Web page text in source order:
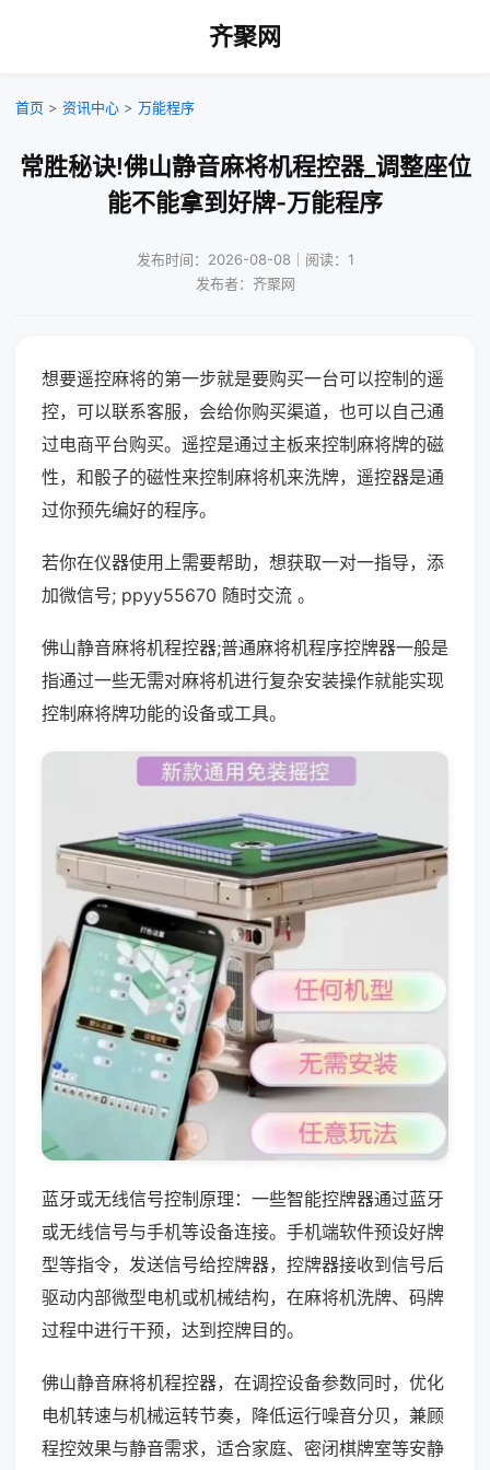
齐聚网
首页 > 资讯中心 > 万能程序
常胜秘诀!佛山静音麻将机程控器_调整座位
能不能拿到好牌-万能程序
发布时间：2026-08-08｜阅读：1
发布者：齐聚网
想要遥控麻将的第一步就是要购买一台可以控制的遥
控，可以联系客服，会给你购买渠道，也可以自己通
过电商平台购买。遥控是通过主板来控制麻将牌的磁
性，和骰子的磁性来控制麻将机来洗牌，遥控器是通
过你预先编好的程序。
若你在仪器使用上需要帮助，想获取一对一指导，添
加微信号; ppyy55670 随时交流 。
佛山静音麻将机程控器;普通麻将机程序控牌器一般是
指通过一些无需对麻将机进行复杂安装操作就能实现
控制麻将牌功能的设备或工具。
蓝牙或无线信号控制原理：一些智能控牌器通过蓝牙
或无线信号与手机等设备连接。手机端软件预设好牌
型等指令，发送信号给控牌器，控牌器接收到信号后
驱动内部微型电机或机械结构，在麻将机洗牌、码牌
过程中进行干预，达到控牌目的。
佛山静音麻将机程控器，在调控设备参数同时，优化
电机转速与机械运转节奏，降低运行噪音分贝，兼顾
程控效果与静音需求，适合家庭、密闭棋牌室等安静